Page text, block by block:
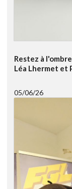
Restez à
Léa Lhermet et
05/06/26